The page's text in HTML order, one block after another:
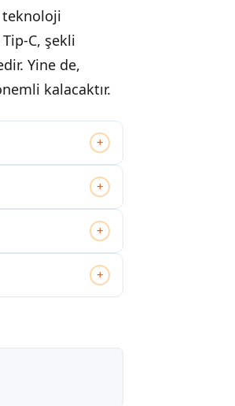
teknoloji
C, şekli
Yine de,
kalacaktır.
+
+
+
+